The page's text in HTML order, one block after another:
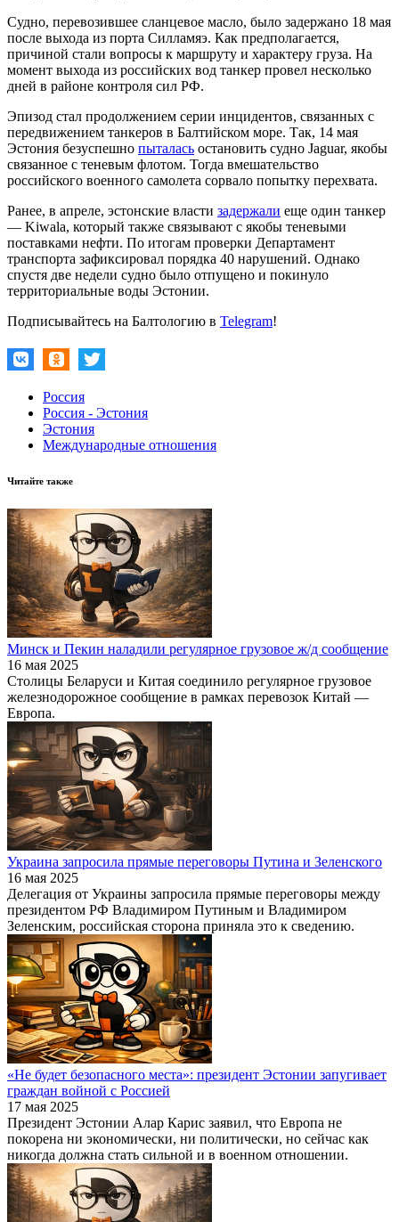
Судно, перевозившее сланцевое масло, было задержано 18 мая
после выхода из порта Силламяэ. Как предполагается,
причиной стали вопросы к маршруту и характеру груза. На
момент выхода из российских вод танкер провел несколько
дней в районе контроля сил РФ.
Эпизод стал продолжением серии инцидентов, связанных с
передвижением танкеров в Балтийском море. Так, 14 мая
Эстония безуспешно пыталась остановить судно Jaguar, якобы
связанное с теневым флотом. Тогда вмешательство
российского военного самолета сорвало попытку перехвата.
Ранее, в апреле, эстонские власти задержали еще один танкер
— Kiwala, который также связывают с якобы теневыми
поставками нефти. По итогам проверки Департамент
транспорта зафиксировал порядка 40 нарушений. Однако
спустя две недели судно было отпущено и покинуло
территориальные воды Эстонии.
Подписывайтесь на Балтологию в Telegram!
Россия
Россия - Эстония
Эстония
Международные отношения
Читайте также
Минск и Пекин наладили регулярное грузовое ж/д сообщение
16 мая 2025
Столицы Беларуси и Китая соединило регулярное грузовое
железнодорожное сообщение в рамках перевозок Китай —
Европа.
Украина запросила прямые переговоры Путина и Зеленского
16 мая 2025
Делегация от Украины запросила прямые переговоры между
президентом РФ Владимиром Путиным и Владимиром
Зеленским, российская сторона приняла это к сведению.
«Не будет безопасного места»: президент Эстонии запугивает
граждан войной с Россией
17 мая 2025
Президент Эстонии Алар Карис заявил, что Европа не
покорена ни экономически, ни политически, но сейчас как
никогда должна стать сильной и в военном отношении.